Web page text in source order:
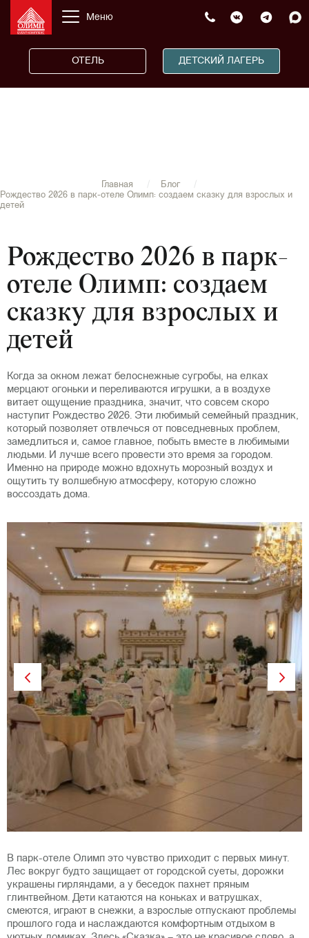
Меню
ОТЕЛЬ ДЕТСКИЙ ЛАГЕРЬ
Главная
Блог
Рождество 2026 в парк-отеле Олимп: создаем сказку для взрослых и
детей
Рождество 2026 в парк-
отеле Олимп: создаем
сказку для взрослых и
детей
Когда за окном лежат белоснежные сугробы, на елках
мерцают огоньки и переливаются игрушки, а в воздухе
витает ощущение праздника, значит, что совсем скоро
наступит Рождество 2026. Эти любимый семейный праздник,
который позволяет отвлечься от повседневных проблем,
замедлиться и, самое главное, побыть вместе в любимыми
людьми. И лучше всего провести это время за городом.
Именно на природе можно вдохнуть морозный воздух и
ощутить ту волшебную атмосферу, которую сложно
воссоздать дома.
Previous Next
В парк-отеле Олимп это чувство приходит с первых минут.
Лес вокруг будто защищает от городской суеты, дорожки
украшены гирляндами, а у беседок пахнет пряным
глинтвейном. Дети катаются на коньках и ватрушках,
смеются, играют в снежки, а взрослые отпускают проблемы
прошлого года и наслаждаются комфортным отдыхом в